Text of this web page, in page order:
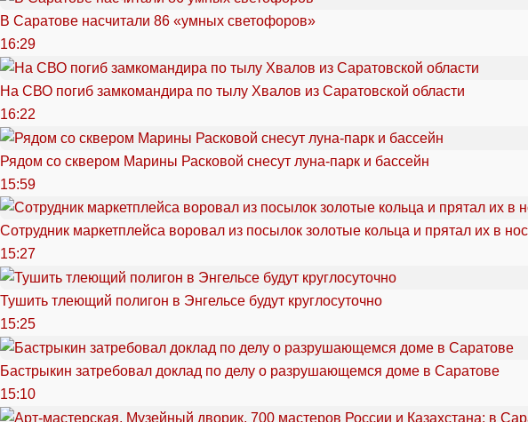
В Саратове насчитали 86 «умных светофоров»
16:29
На СВО погиб замкомандира по тылу Хвалов из Саратовской области
16:22
Рядом со сквером Марины Расковой снесут луна-парк и бассейн
15:59
Сотрудник маркетплейса воровал из посылок золотые кольца и прятал их в
15:27
Тушить тлеющий полигон в Энгельсе будут круглосуточно
15:25
Бастрыкин затребовал доклад по делу о разрушающемся доме в Саратове
15:10